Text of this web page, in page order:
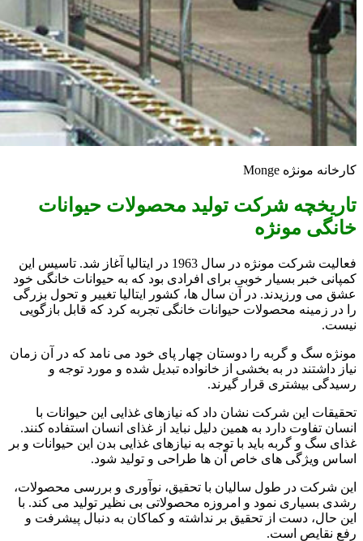
کارخانه مونژه Monge
تاریخچه شرکت تولید محصولات حیوانات
خانگی مونژه
فعالیت شرکت مونژه در سال 1963 در ایتالیا آغاز شد. تاسیس این
کمپانی خبر بسیار خوبی برای افرادی بود که به حیوانات خانگی خود
عشق می ورزیدند. در آن سال ها، کشور ایتالیا تغییر و تحول بزرگی
را در زمینه محصولات حیوانات خانگی تجربه کرد که قابل بازگویی
نیست.
مونژه سگ و گربه را دوستان چهار پای خود می نامد که در آن زمان
نیاز داشتند در به بخشی از خانواده تبدیل شده و مورد توجه و
رسیدگی بیشتری قرار گیرند.
تحقیقات این شرکت نشان داد که نیازهای غذایی این حیوانات با
انسان تفاوت دارد به همین دلیل نباید از غذای انسان استفاده کنند.
غذای سگ و گربه باید با توجه به نیازهای غذایی بدن این حیوانات و بر
اساس ویژگی های خاص آن ها طراحی و تولید شود.
این شرکت در طول سالیان با تحقیق، نوآوری و بررسی محصولات،
رشدی بسیاری نمود و امروزه محصولاتی بی نظیر تولید می کند. با
این حال، دست از تحقیق بر نداشته و کماکان به دنبال پیشرفت و
رفع نقایص است.